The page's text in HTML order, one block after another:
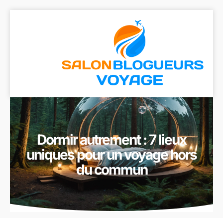
Dormir autrement : 7 lieux
uniques pour un voyage hors
du commun